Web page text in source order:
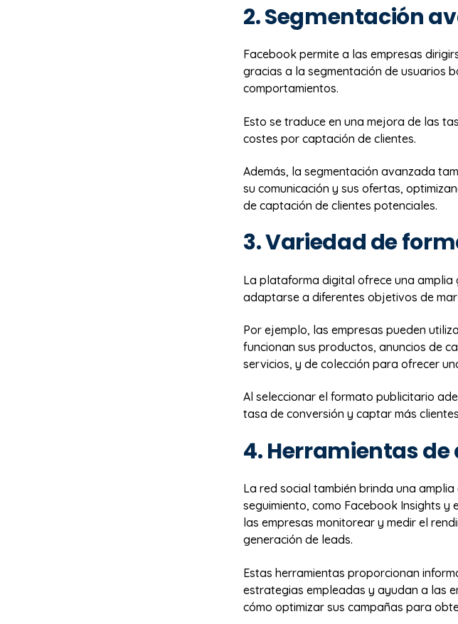
2. Segmentación
Facebook permite a las empresas
gracias a la segmentación de usuarios
comportamientos.
Esto se traduce en una mejora de las
costes por captación de clientes.
Además, la segmentación avanzada
su comunicación y sus ofertas,
de captación de clientes potenciales.
3. Variedad de
La plataforma digital ofrece una
adaptarse a diferentes objetivos de
Por ejemplo, las empresas pueden
funcionan sus productos, anuncios de
servicios, y de colección para ofrecer
Al seleccionar el formato publicitario
tasa de conversión y captar más
4. Herramientas
La red social también brinda una
seguimiento, como Facebook Insights y
las empresas monitorear y medir el
generación de leads.
Estas herramientas proporcionan
estrategias empleadas y ayudan a las
cómo optimizar sus campañas para